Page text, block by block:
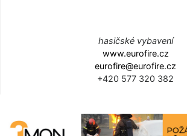
hasičské vybavení
www.eurofire.cz
eurofire@eurofire.cz
+420 577 320 382